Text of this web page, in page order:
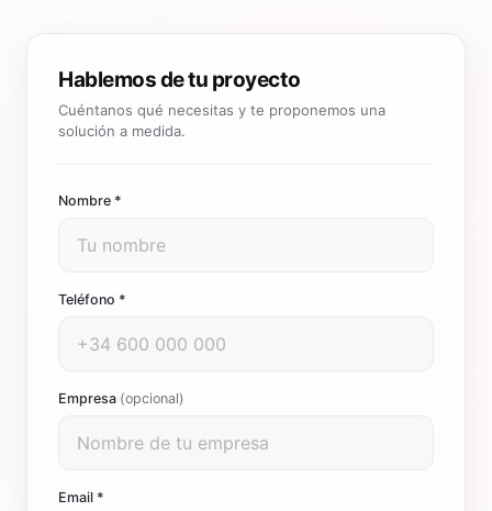
Hablemos de tu proyecto
Cuéntanos qué necesitas y te proponemos una
solución a medida.
Nombre *
Teléfono *
Empresa (opcional)
Email *